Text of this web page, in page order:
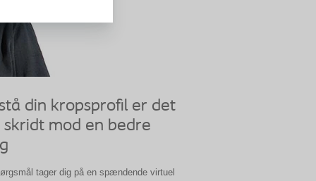
din kropsprofil er det
skridt mod en bedre
tager dig på en spændende virtuel